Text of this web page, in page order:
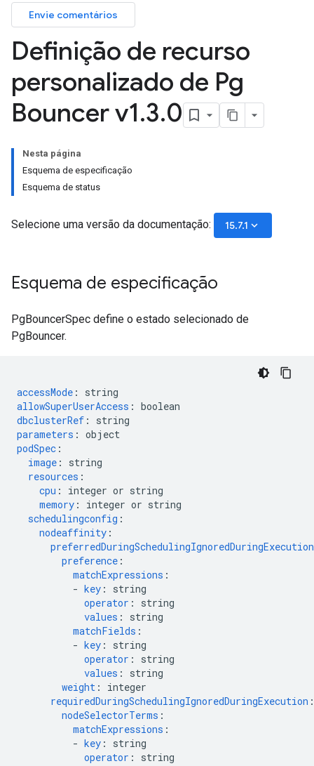
Envie comentários
Definição de recurso
personalizado de Pg
Bouncer v1.3.0
Nesta página
Esquema de especificação
Esquema de status
Selecione uma versão da documentação: 15.7.1 keyboard_arrow_down
Esquema de especificação
PgBouncerSpec define o estado selecionado de
PgBouncer.
accessMode :
string
allowSuperUserAccess : boolean
dbclusterRef :
string
parameters : object
podSpec :
image :
string
resources :
cpu :
integer or string
memory :
integer or string
schedulingconfig :
nodeaffinity :
preferredDuringSchedulingIgnoredDuringExecution
preference :
matchExpressions :
- key :
string
operator :
string
values :
string
matchFields :
- key :
string
operator :
string
values :
string
weight :
integer
requiredDuringSchedulingIgnoredDuringExecution :
nodeSelectorTerms :
matchExpressions :
- key :
string
operator :
string